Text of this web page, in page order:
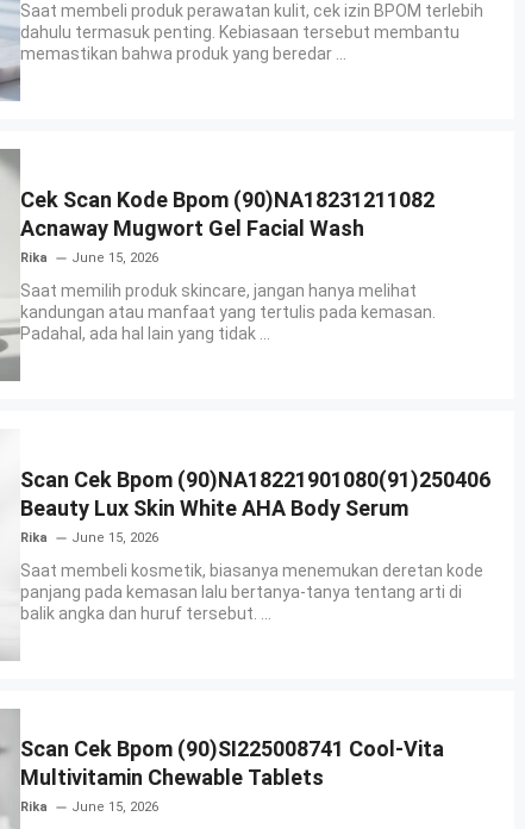
Saat membeli produk perawatan kulit, cek izin BPOM terlebih
dahulu termasuk penting. Kebiasaan tersebut membantu
memastikan bahwa produk yang beredar ...
Cek Scan Kode Bpom (90)NA18231211082
Acnaway Mugwort Gel Facial Wash
Rika June 15, 2026
Saat memilih produk skincare, jangan hanya melihat
kandungan atau manfaat yang tertulis pada kemasan.
Padahal, ada hal lain yang tidak ...
Scan Cek Bpom (90)NA18221901080(91)250406
Beauty Lux Skin White AHA Body Serum
Rika June 15, 2026
Saat membeli kosmetik, biasanya menemukan deretan kode
panjang pada kemasan lalu bertanya-tanya tentang arti di
balik angka dan huruf tersebut. ...
Scan Cek Bpom (90)SI225008741 Cool-Vita
Multivitamin Chewable Tablets
Rika June 15, 2026